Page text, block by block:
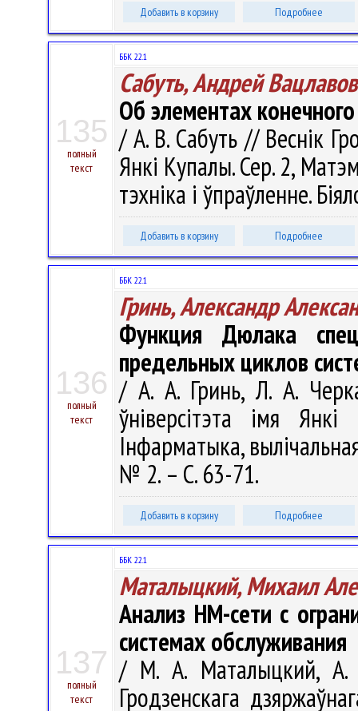
Добавить в корзину Подробнее
135
полный
текст
ББК 22.1
Сабуть, Андрей
Об элементах
/ А. В. Сабуть // Веснік
Янкі Купалы. Сер. 2,
тэхніка і ўпраўленне.
Добавить в корзину Подробнее
136
полный
текст
ББК 22.1
Гринь, Александр
Функция Дюлака
предельных циклов
/ А. А. Гринь, Л. А.
ўніверсітэта імя
Інфарматыка,
№ 2. – С. 63-71.
Добавить в корзину Подробнее
137
полный
текст
ББК 22.1
Маталыцкий, Михаил
Анализ НМ-сети с
системах обслуживания
/ М. А. Маталыцкий, А.
Гродзенскага